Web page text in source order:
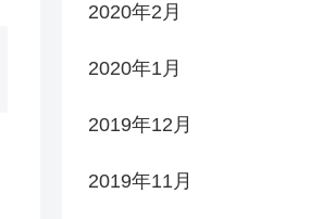
2020年2月
2020年1月
2019年12月
2019年11月